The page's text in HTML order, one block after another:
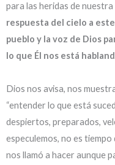
para las heridas de nuestra
respuesta del cielo a
pueblo y la voz de Dios
lo que Él nos está
Dios nos avisa, nos
“entender lo que está
despiertos, preparados,
especulemos, no es
nos llamó a hacer aunque